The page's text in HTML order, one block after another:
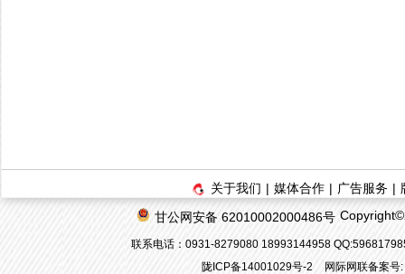
关于我们 | 媒体合作 | 广告服务 |
甘公网安备 62010002000486号
联系电话：0931-8279080 18993144958
陇ICP备14001029号-2
网际网联备案